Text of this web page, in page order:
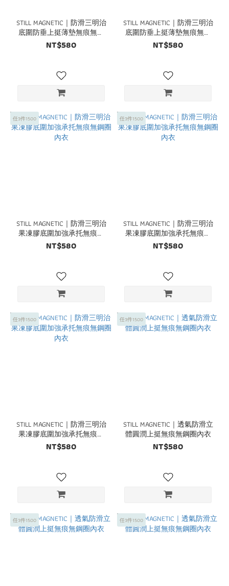
STILL MAGNETIC｜防滑三明治
底圍防垂上挺薄墊無痕無鋼
圈內衣
NT$580
STILL MAGNETIC｜防滑三明治
底圍防垂上挺薄墊無痕無鋼
圈內衣
NT$580
任3件1500
STILL MAGNETIC｜防滑三明治
果凍膠底圍加強承托無痕無
鋼圈內衣
NT$580
任3件1500
STILL MAGNETIC｜防滑三明治
果凍膠底圍加強承托無痕無
鋼圈內衣
NT$580
任3件1500
STILL MAGNETIC｜防滑三明治
果凍膠底圍加強承托無痕無
鋼圈內衣
NT$580
任3件1500
STILL MAGNETIC｜透氣防滑立
體圓潤上挺無痕無鋼圈內衣
NT$580
任3件1500 任3件1500